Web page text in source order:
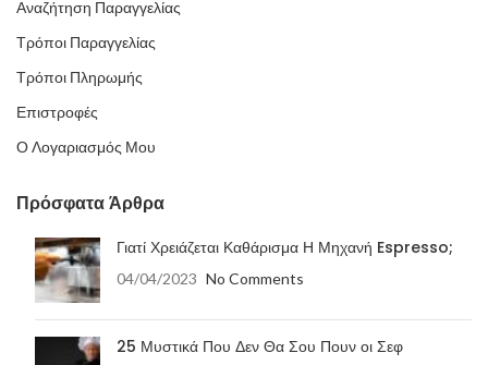
Αναζήτηση Παραγγελίας
Τρόποι Παραγγελίας
Τρόποι Πληρωμής
Επιστροφές
Ο Λογαριασμός Μου
Πρόσφατα Άρθρα
Γιατί Χρειάζεται Καθάρισμα Η Μηχανή Espresso;
04/04/2023 No Comments
25 Μυστικά Που Δεν Θα Σου Πουν οι Σεφ